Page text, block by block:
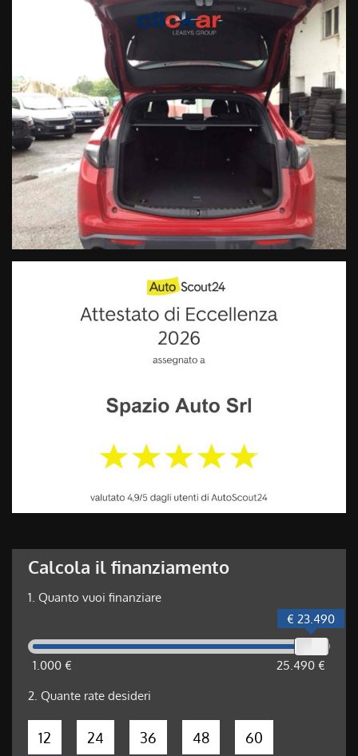
Calcola il finanziamento
1. Quanto vuoi finanziare
1.000 € 25.490 €
€ 23.490
2. Quante rate desideri
12 24 36 48 60